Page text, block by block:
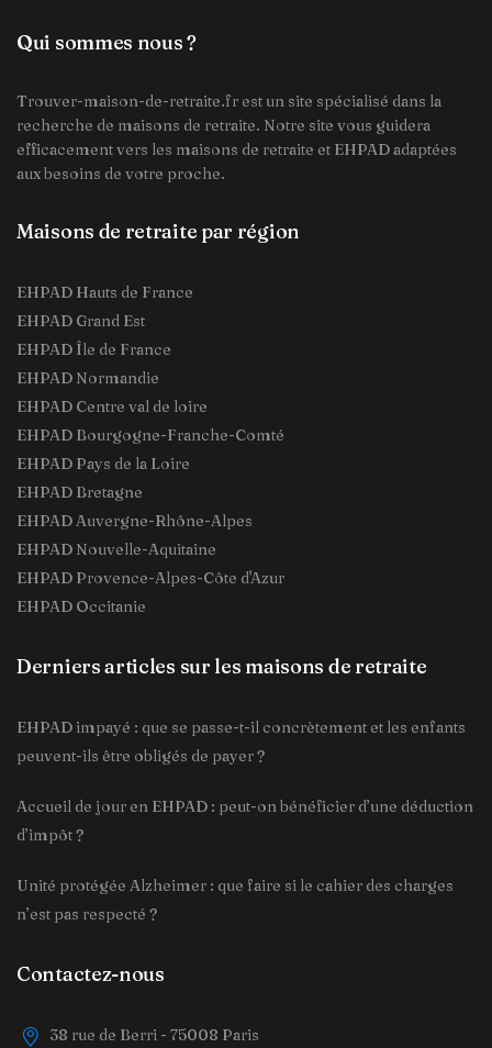
Qui sommes nous ?
Trouver-maison-de-retraite.fr est un site spécialisé dans la
recherche de maisons de retraite. Notre site vous guidera
efficacement vers les maisons de retraite et EHPAD adaptées
aux besoins de votre proche.
Maisons de retraite par région
EHPAD Hauts de France
EHPAD Grand Est
EHPAD Île de France
EHPAD Normandie
EHPAD Centre val de loire
EHPAD Bourgogne-Franche-Comté
EHPAD Pays de la Loire
EHPAD Bretagne
EHPAD Auvergne-Rhône-Alpes
EHPAD Nouvelle-Aquitaine
EHPAD Provence-Alpes-Côte d'Azur
EHPAD Occitanie
Derniers articles sur les maisons de retraite
EHPAD impayé : que se passe-t-il concrètement et les enfants
peuvent-ils être obligés de payer ?
Accueil de jour en EHPAD : peut-on bénéficier d’une déduction
d’impôt ?
Unité protégée Alzheimer : que faire si le cahier des charges
n’est pas respecté ?
Contactez-nous
38 rue de Berri - 75008 Paris